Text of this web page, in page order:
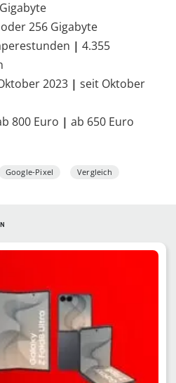
256 Gigabyte
| 4.355
2023 | seit Oktober
800 Euro | ab 650 Euro
Google-Pixel Vergleich